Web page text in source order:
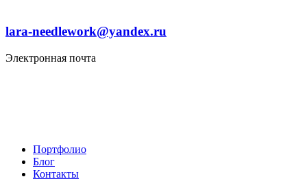
lara-needlework@yandex.ru
Электронная почта
Портфолио
Блог
Контакты